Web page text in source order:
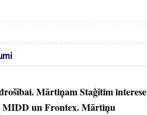
Mārtiņam Staģītim interese
MIDD un Frontex.Mārtiņu